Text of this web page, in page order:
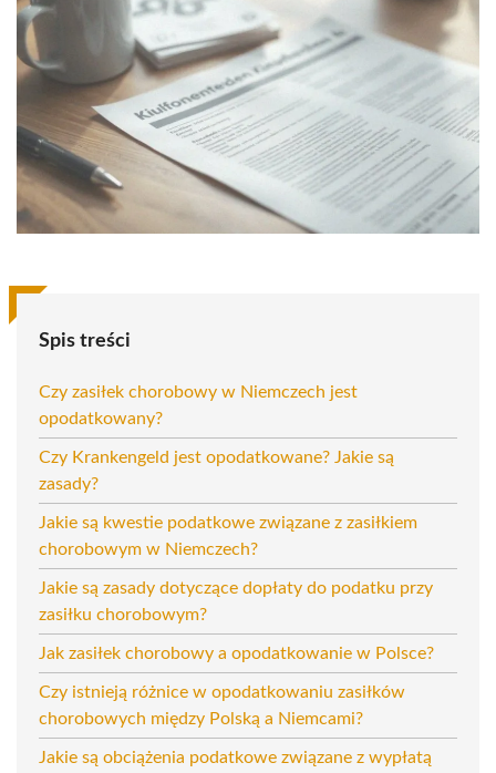
Spis treści
Czy zasiłek chorobowy w Niemczech jest
opodatkowany?
Czy Krankengeld jest opodatkowane? Jakie są
zasady?
Jakie są kwestie podatkowe związane z zasiłkiem
chorobowym w Niemczech?
Jakie są zasady dotyczące dopłaty do podatku przy
zasiłku chorobowym?
Jak zasiłek chorobowy a opodatkowanie w Polsce?
Czy istnieją różnice w opodatkowaniu zasiłków
chorobowych między Polską a Niemcami?
Jakie są obciążenia podatkowe związane z wypłatą